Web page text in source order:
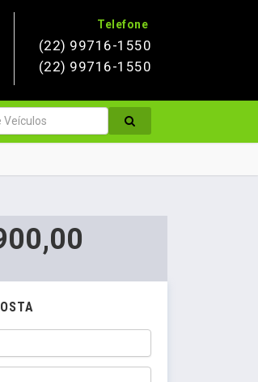
Telefone
(22) 99716-1550
(22) 99716-1550